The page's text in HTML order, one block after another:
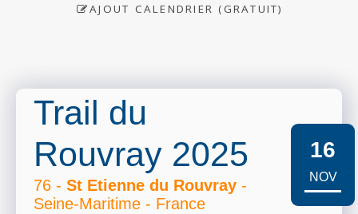
AJOUT CALENDRIER (GRATUIT)
Trail du
Rouvray 2025
76 - St Etienne du Rouvray -
Seine-Maritime - France
16
NOV